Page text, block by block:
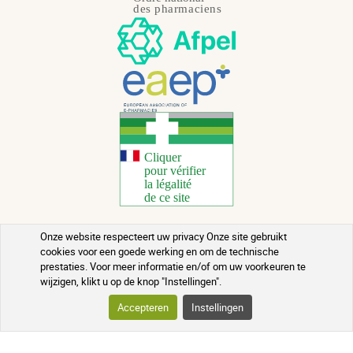
Onze website respecteert uw privacy Onze site gebruikt
cookies voor een goede werking en om de technische
prestaties. Voor meer informatie en/of om uw voorkeuren te
wijzigen, klikt u op de knop "Instellingen".
Accepteren
Instellingen
Copyright 2026 - Alle rechten voorbehouden
Gezondheidsadvies
Juridische informatie